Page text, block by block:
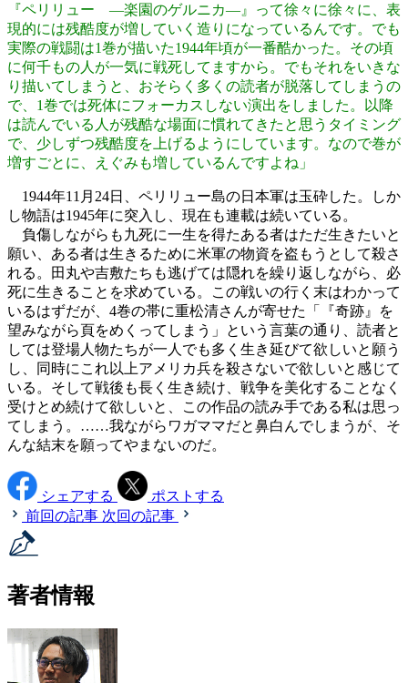
『ペリリュー ―楽園のゲルニカ―』って徐々に徐々に、表
現的には残酷度が増していく造りになっているんです。でも
実際の戦闘は1巻が描いた1944年頃が一番酷かった。その頃
に何千もの人が一気に戦死してますから。でもそれをいきな
り描いてしまうと、おそらく多くの読者が脱落してしまうの
で、1巻では死体にフォーカスしない演出をしました。以降
は読んでいる人が残酷な場面に慣れてきたと思うタイミング
で、少しずつ残酷度を上げるようにしています。なので巻が
増すごとに、えぐみも増しているんですよね」
1944年11月24日、ペリリュー島の日本軍は玉砕した。しか
し物語は1945年に突入し、現在も連載は続いている。
負傷しながらも九死に一生を得たある者はただ生きたいと
願い、ある者は生きるために米軍の物資を盗もうとして殺さ
れる。田丸や吉敷たちも逃げては隠れを繰り返しながら、必
死に生きることを求めている。この戦いの行く末はわかって
いるはずだが、4巻の帯に重松清さんが寄せた「『奇跡』を
望みながら頁をめくってしまう」という言葉の通り、読者と
しては登場人物たちが一人でも多く生き延びて欲しいと願う
し、同時にこれ以上アメリカ兵を殺さないで欲しいと感じて
いる。そして戦後も長く生き続け、戦争を美化することなく
受けとめ続けて欲しいと、この作品の読み手である私は思っ
てしまう。……我ながらワガママだと鼻白んでしまうが、そ
んな結末を願ってやまないのだ。
シェアする
ポストする
前回の記事 次回の記事
著者情報